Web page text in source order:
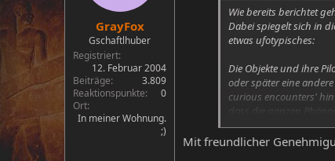
GrayFox
Gschaftlhuber
Registriert
12. Februar 2004
Beiträge
3.809
Reaktionspunkte
0
Ort
In meiner Wohnung.
;)
Wie bereits berichtet
Dabei spiegelt sich in
etwas ufotypisches:
Die Objekte und ihre
oder später eine
curious encounters' hin
dass die ganzen
Der langen Rede
Mann sah zwei kleine
Mit freundlicher